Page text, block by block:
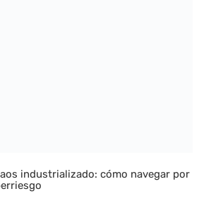
industrializado: cómo navegar por